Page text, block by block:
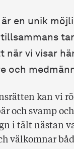
en unik
tar
när vi visar
och
kan vi
och svamp
i tält nästan
välkomnar